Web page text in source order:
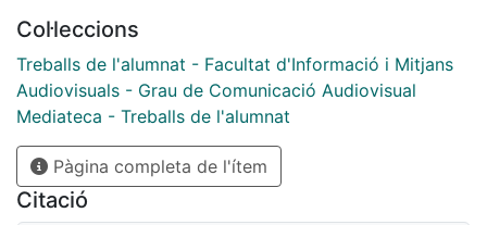
Postproducció: ; Equip artístic: Personatge: Joan,
Actor: Pau Carreño; Personatge: Carla, Actriu: Andrea
Marqués.
Col·leccions
Treballs de l'alumnat - Facultat d'Informació i Mitjans
Audiovisuals - Grau de Comunicació Audiovisual
Mediateca - Treballs de l'alumnat
Pàgina completa de l'ítem
Citació